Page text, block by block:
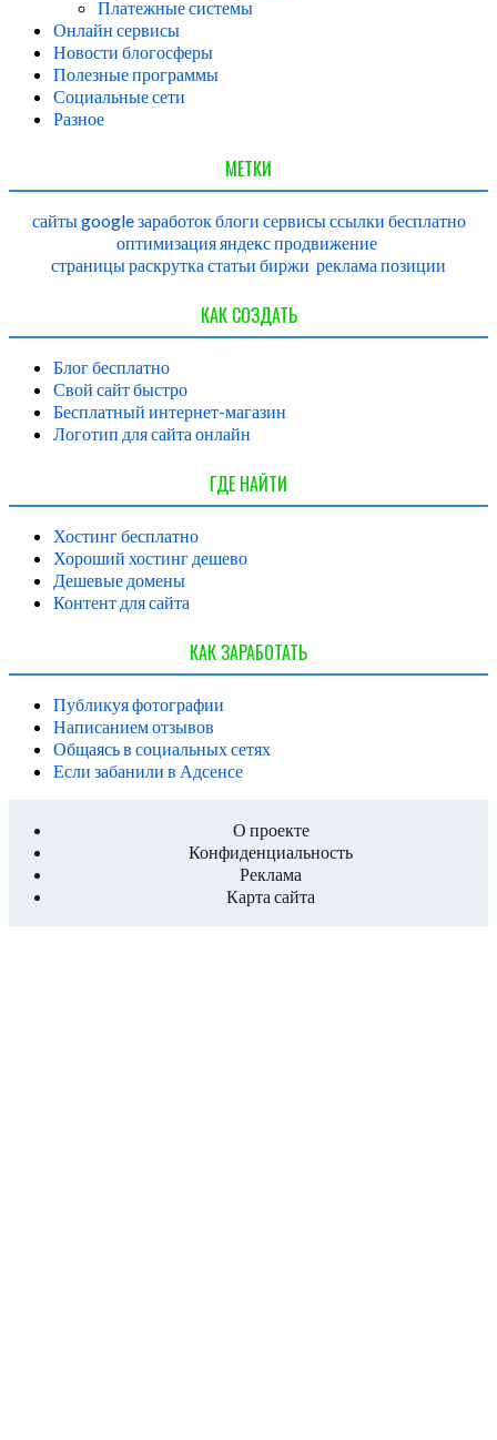
Платежные системы
Онлайн сервисы
Новости блогосферы
Полезные программы
Социальные сети
Разное
МЕТКИ
сайтыgoogleзаработокблоги сервисыссылки бесплатно
оптимизацияяндекспродвижение
страницыраскрутка статьи биржи реклама позиции
КАК СОЗДАТЬ
Блог бесплатно
Свой сайт быстро
Бесплатный интернет-магазин
Логотип для сайта онлайн
ГДЕ НАЙТИ
Хостинг бесплатно
Хороший хостинг дешево
Дешевые домены
Контент для сайта
КАК ЗАРАБОТАТЬ
Публикуя фотографии
Написанием отзывов
Общаясь в социальных сетях
Если забанили в Адсенсе
О проекте
Конфиденциальность
Реклама
Карта сайта